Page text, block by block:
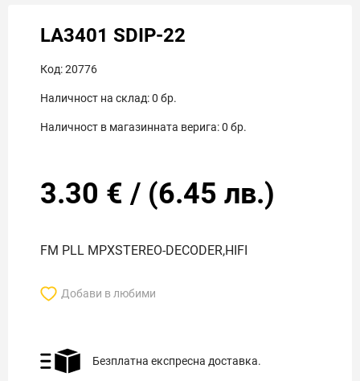
LA3401 SDIP-22
Код:20776
Наличност на склад:0 бр.
Наличност в магазинната верига:0 бр.
3.30 € / (6.45 лв.)
FM PLL MPXSTEREO-DECODER,HIFI
Добави в любими
Безплатна експресна доставка.